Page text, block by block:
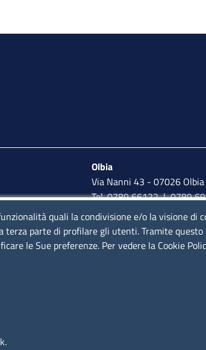
Olbia
Via Nanni 43 - 07026 Olbia
Tel. 0789 66122 | 0789
mail:
lunedì al venerdì: 9,00 -
17,00
quali la condivisione e/o la visione di
terza parte di profilare gli utenti. Tramite questo
le Sue preferenze. Per vedere la Cookie